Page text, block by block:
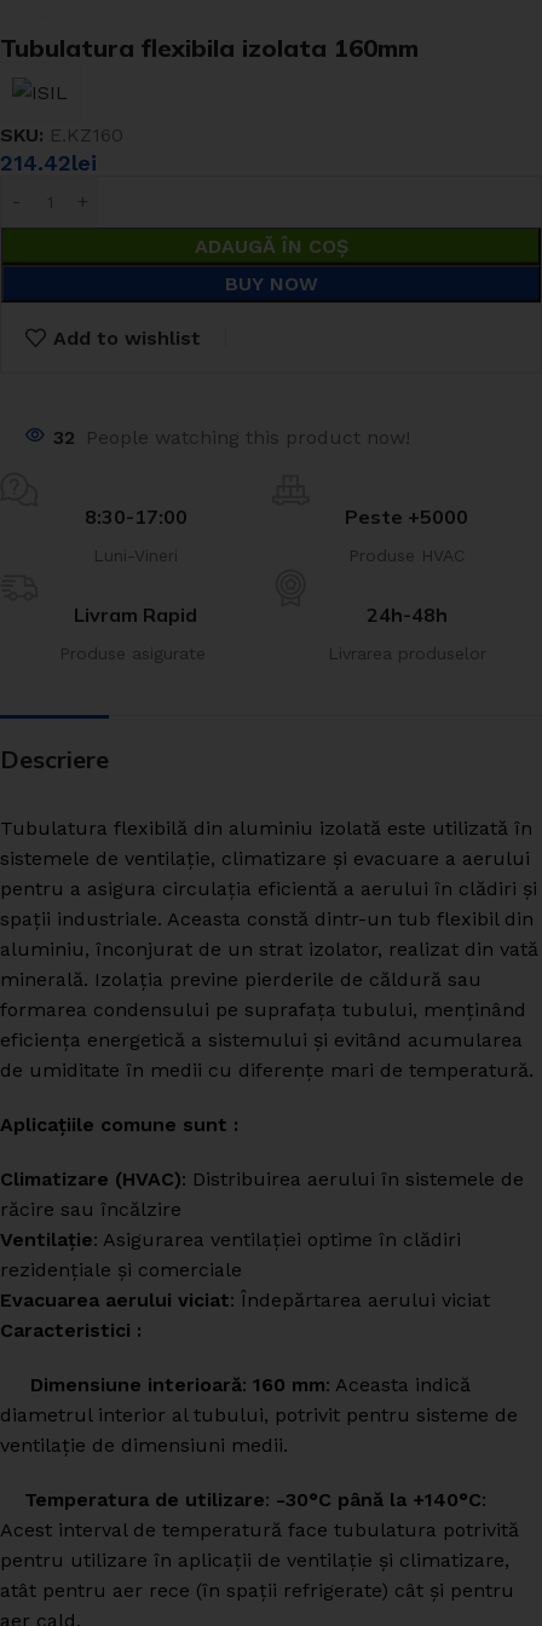
Tubulatura flexibila izolata 160mm
SKU: E.KZ160
214.42lei
ADAUGĂ ÎN COȘ
BUY NOW
Add to wishlist
32 People watching this product now!
8:30-17:00
Luni-Vineri
Peste +5000
Produse HVAC
Livram Rapid
Produse asigurate
24h-48h
Livrarea produselor
Descriere
Tubulatura flexibilă din aluminiu izolată este utilizată în
sistemele de ventilație, climatizare și evacuare a aerului
pentru a asigura circulația eficientă a aerului în clădiri și
spații industriale. Aceasta constă dintr-un tub flexibil din
aluminiu, înconjurat de un strat izolator, realizat din vată
minerală. Izolația previne pierderile de căldură sau
formarea condensului pe suprafața tubului, menținând
eficiența energetică a sistemului și evitând acumularea
de umiditate în medii cu diferențe mari de temperatură.
Aplicațiile comune sunt :
Climatizare (HVAC): Distribuirea aerului în sistemele de
răcire sau încălzire
Ventilație: Asigurarea ventilației optime în clădiri
rezidențiale și comerciale
Evacuarea aerului viciat: Îndepărtarea aerului viciat
Caracteristici :
Dimensiune interioară: 160 mm: Aceasta indică
diametrul interior al tubului, potrivit pentru sisteme de
ventilație de dimensiuni medii.
Temperatura de utilizare: -30°C până la +140°C:
Acest interval de temperatură face tubulatura potrivită
pentru utilizare în aplicații de ventilație și climatizare,
atât pentru aer rece (în spații refrigerate) cât și pentru
aer cald.